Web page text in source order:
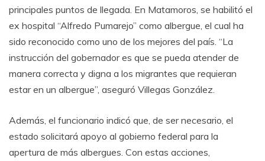
principales puntos de llegada. En Matamoros, se habilitó el
ex hospital “Alfredo Pumarejo” como albergue, el cual ha
sido reconocido como uno de los mejores del país. “La
instrucción del gobernador es que se pueda atender de
manera correcta y digna a los migrantes que requieran
estar en un albergue”, aseguró Villegas González.
Además, el funcionario indicó que, de ser necesario, el
estado solicitará apoyo al gobierno federal para la
apertura de más albergues. Con estas acciones,